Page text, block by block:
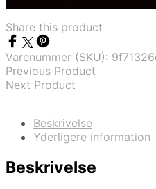
Share this product
Varenummer (SKU):
Previous Product
Next Product
Beskrivelse
Yderligere information
Beskrivelse